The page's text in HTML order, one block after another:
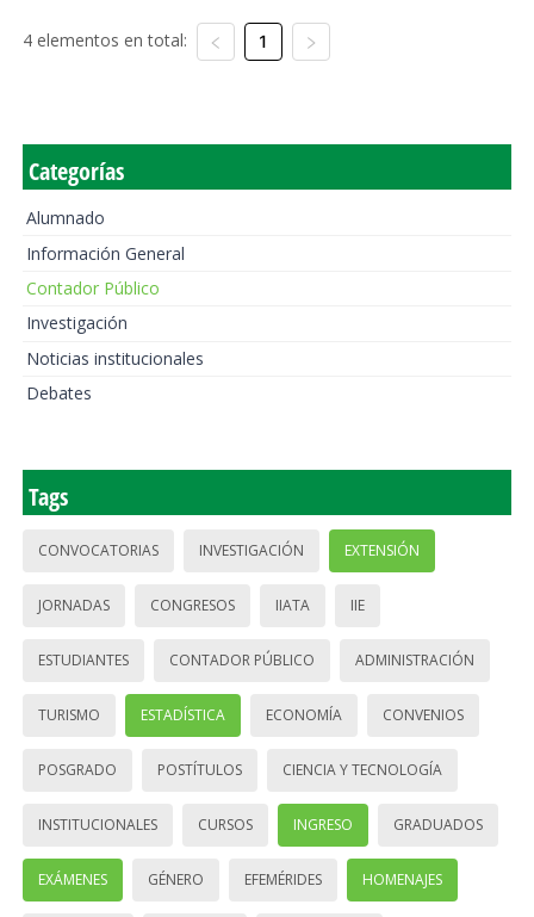
4 elementos en total: 1
Categorías
Alumnado
Información General
Contador Público
Investigación
Noticias institucionales
Debates
Tags
CONVOCATORIAS INVESTIGACIÓN EXTENSIÓN
JORNADAS CONGRESOS IIATA IIE
ESTUDIANTES CONTADOR PÚBLICO ADMINISTRACIÓN
TURISMO ESTADÍSTICA ECONOMÍA CONVENIOS
POSGRADO POSTÍTULOS CIENCIA Y TECNOLOGÍA
INSTITUCIONALES CURSOS INGRESO GRADUADOS
EXÁMENES GÉNERO EFEMÉRIDES HOMENAJES